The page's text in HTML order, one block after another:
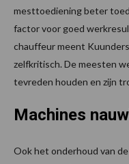
mesttoediening beter
factor voor goed
chauffeur meent
zelfkritisch. De meesten
tevreden houden en zijn
Machines
Ook het onderhoud van